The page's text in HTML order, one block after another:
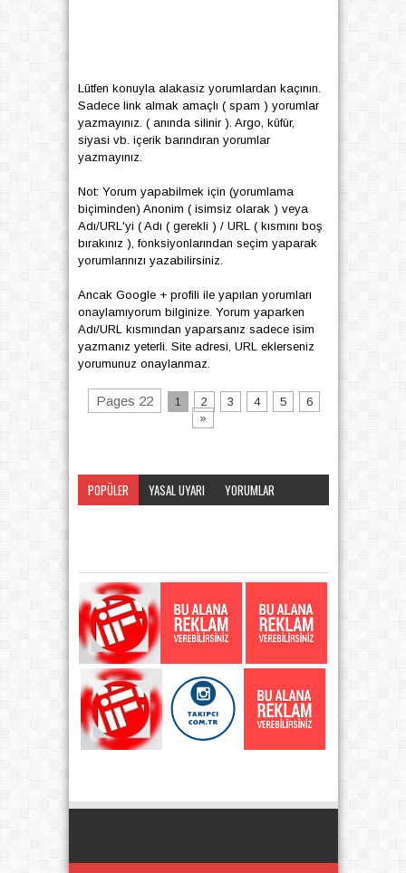
Lütfen konuyla alakasız yorumlardan kaçının.
Sadece link almak amaçlı ( spam ) yorumlar
yazmayınız. ( anında silinir ). Argo, küfür,
siyasi vb. içerik barındıran yorumlar
yazmayınız.
Not: Yorum yapabilmek için (yorumlama
biçiminden) Anonim ( isimsiz olarak ) veya
Adı/URL'yi ( Adı ( gerekli ) / URL ( kısmını boş
bırakınız ), fonksiyonlarından seçim yaparak
yorumlarınızı yazabilirsiniz.
Ancak Google + profili ile yapılan yorumları
onaylamıyorum bilginize. Yorum yaparken
Adı/URL kısmından yaparsanız sadece isim
yazmanız yeterli. Site adresi, URL eklerseniz
yorumunuz onaylanmaz.
Pages 22 1 2 3 4 5
6
»
POPÜLER YASAL UYARI
YORUMLAR